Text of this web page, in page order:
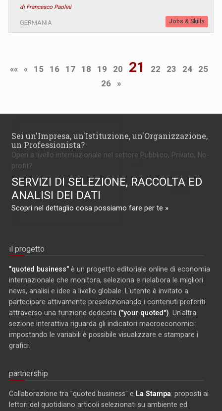
di Francesco Paolini
GERMANIA Jobs & Skills
«« « 15 16 17 18 19 20 21 22 23 24
25
26
»
Sei un'Impresa, un'Istituzione, un'Organizzazione,
un Professionista?
Operi a livello internazionale nel settore Pubblico, Privato, No-
profit?
SERVIZI DI SELEZIONE, RACCOLTA ED
ANALISI DEI DATI
Scopri nel dettaglio cosa possiamo fare per te »
il progetto
"quoted business" è un progetto editoriale online di economia
internazionale che monitora, seleziona e rielabora le migliori
news, analisi e idee a livello globale. L'utente è invitato a
partecipare attivamente preselezionando i contenuti preferiti
attraverso una funzione dedicata ("your quoted") . Un'altra
sezione interattiva riguarda gli indicatori macroeconomici:
impostando le variabili è possibile visualizzare e stampare i
grafici.
partnership
Collaborazione tra "quoted business" e La Stampa: proposti ai
lettori del quotidiano articoli selezionati su ambiente ed